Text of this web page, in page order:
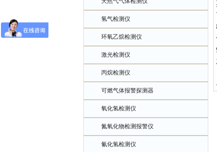
氢气检测仪
环氧乙烷检测仪
激光检测仪
丙烷检测仪
可燃气体报警探测器
氧化氢检测仪
氮氧化物检测报警仪
氰化氢检测仪